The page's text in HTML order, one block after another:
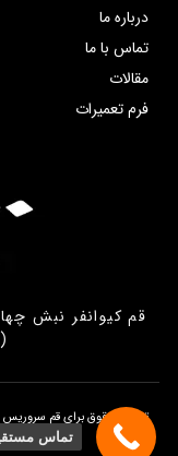
درباره ما
تماس با ما
مقالات
فرم تعمیرات
قم کیوانفر نبش
تمامی حقوق برای قم
تماس